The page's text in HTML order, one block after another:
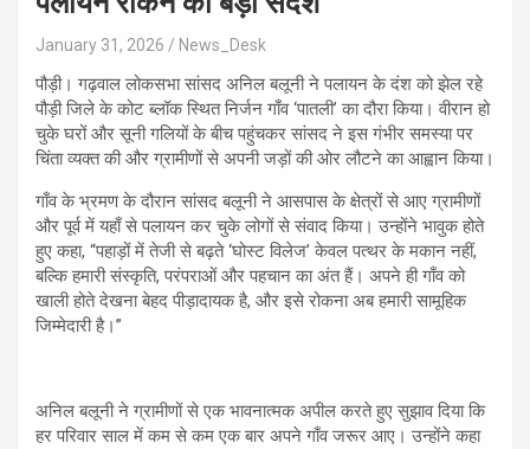
January 31, 2026 News_Desk
पौड़ी। गढ़वाल लोकसभा सांसद अनिल बलूनी ने पलायन के दंश को झेल रहे
पौड़ी जिले के कोट ब्लॉक स्थित निर्जन गाँव ‘पातली’ का दौरा किया। वीरान हो
चुके घरों और सूनी गलियों के बीच पहुंचकर सांसद ने इस गंभीर समस्या पर
चिंता व्यक्त की और ग्रामीणों से अपनी जड़ों की ओर लौटने का आह्वान किया।
गाँव के भ्रमण के दौरान सांसद बलूनी ने आसपास के क्षेत्रों से आए ग्रामीणों
और पूर्व में यहाँ से पलायन कर चुके लोगों से संवाद किया। उन्होंने भावुक होते
हुए कहा, “पहाड़ों में तेजी से बढ़ते ‘घोस्ट विलेज’ केवल पत्थर के मकान नहीं,
बल्कि हमारी संस्कृति, परंपराओं और पहचान का अंत हैं। अपने ही गाँव को
खाली होते देखना बेहद पीड़ादायक है, और इसे रोकना अब हमारी सामूहिक
जिम्मेदारी है।”
अनिल बलूनी ने ग्रामीणों से एक भावनात्मक अपील करते हुए सुझाव दिया कि
हर परिवार साल में कम से कम एक बार अपने गाँव जरूर आए। उन्होंने कहा